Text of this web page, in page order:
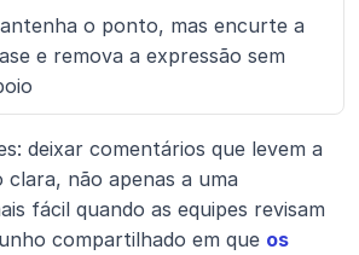
o ponto, mas encurte a
e remova a expressão sem
deixar comentários que levem a
clara, não apenas a uma
fácil quando as equipes revisam
compartilhado em que os